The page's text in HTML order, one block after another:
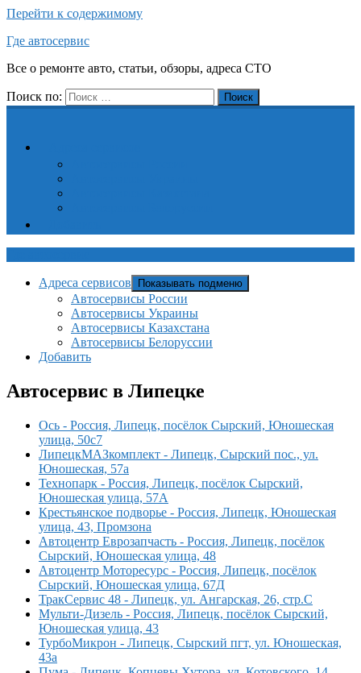
Перейти к содержимому
Где автосервис
Все о ремонте авто, статьи, обзоры, адреса СТО
Поиск по: Поиск
Адреса сервисов Показывать подменю
Автосервисы России
Автосервисы Украины
Автосервисы Казахстана
Автосервисы Белоруссии
Добавить
Автосервис в Липецке
Ось - Россия, Липецк, посёлок Сырский, Юношеская
улица, 50с7
ЛипецкМАЗкомплект - Липецк, Сырский пос., ул.
Юношеская, 57а
Технопарк - Россия, Липецк, посёлок Сырский,
Юношеская улица, 57А
Крестьянское подворье - Россия, Липецк, Юношеская
улица, 43, Промзона
Автоцентр Еврозапчасть - Россия, Липецк, посёлок
Сырский, Юношеская улица, 48
Автоцентр Моторесурс - Россия, Липецк, посёлок
Сырский, Юношеская улица, 67Д
ТракСервис 48 - Липецк, ул. Ангарская, 26, стр.С
Мульти-Дизель - Россия, Липецк, посёлок Сырский,
Юношеская улица, 43
ТурбоМикрон - Липецк, Сырский пгт, ул. Юношеская,
43а